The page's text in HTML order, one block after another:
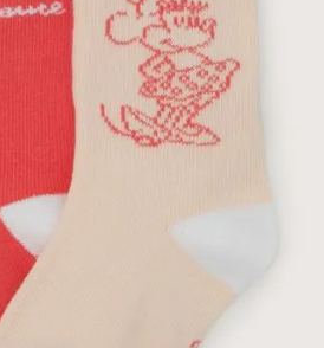
.
saco
saco dormir
10
poleron